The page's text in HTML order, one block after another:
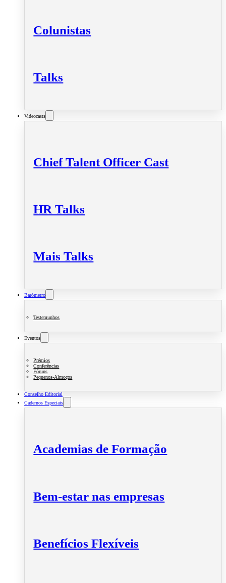
Colunistas
Talks
Videocasts
Chief Talent Officer Cast
HR Talks
Mais Talks
Barómetro
Testemunhos
Eventos
Prémios
Conferências
Fóruns
Pequenos-Almoços
Conselho Editorial
Cadernos Especiais
Academias de Formação
Bem-estar nas empresas
Benefícios Flexíveis